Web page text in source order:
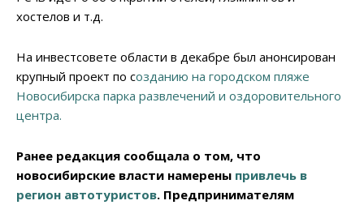
хостелов и т.д.
На инвестсовете области в декабре был анонсирован
крупный проект по созданию на городском пляже
Новосибирска парка развлечений и оздоровительного
центра.
Ранее редакция сообщала о том, что
новосибирские власти намерены привлечь в
регион автотуристов. Предпринимателям